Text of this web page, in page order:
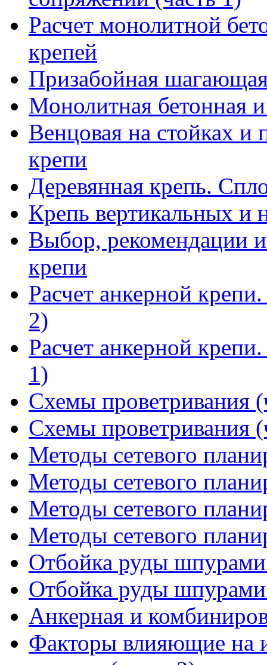
Расчет монолитной
крепей
Призабойная
Монолитная бетонная
Венцовая на стойках и
крепи
Деревянная крепь.
Крепь вертикальных и
Выбор, рекомендации
крепи
Расчет анкерной
2)
Расчет анкерной
1)
Схемы проветривания
Схемы проветривания
Методы сетевого
Методы сетевого
Методы сетевого
Методы сетевого
Отбойка руды
Отбойка руды
Анкерная и
Факторы влияющие на